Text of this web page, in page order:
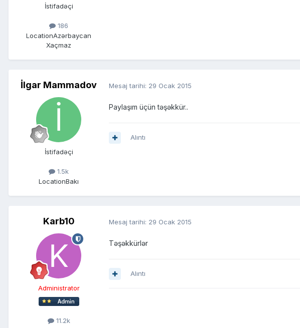
İstifadəçi
186
LocationAzərbaycan
Xaçmaz
İlgar Mammadov
İstifadəçi
1.5k
LocationBakı
Mesaj tarihi: 29 Ocak 2015
Paylaşım üçün təşəkkür..
Alıntı
Karb10
Administrator
11.2k
Mesaj tarihi: 29 Ocak 2015
Təşəkkürlər
Alıntı